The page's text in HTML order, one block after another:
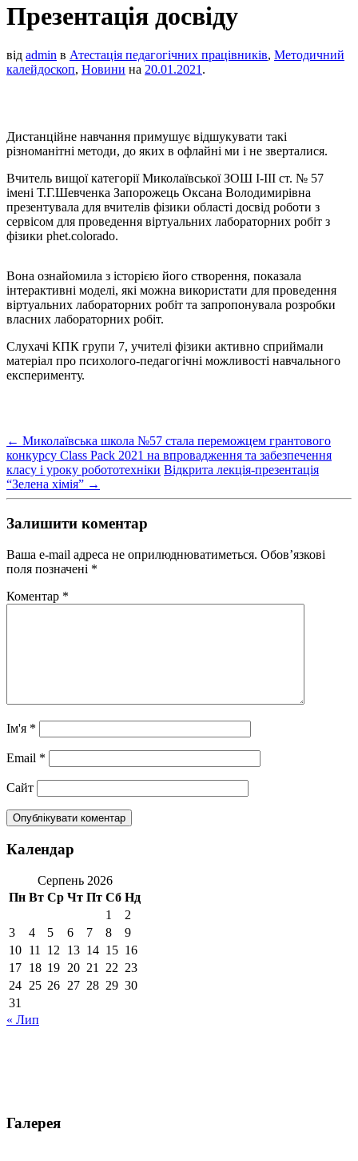
Презентація досвіду
від admin в Атестація педагогічних працівників, Методичний
калейдоскоп, Новини на 20.01.2021 .
Дистанційне навчання примушує відшукувати такі
різноманітні методи, до яких в офлайні ми і не зверталися.
Вчитель вищої категорії Миколаївської ЗОШ І-ІІІ ст. № 57
імені Т.Г.Шевченка Запорожець Оксана Володимирівна
презентувала для вчителів фізики області досвід роботи з
сервісом для проведення віртуальних лабораторних робіт з
фізики phet.colorado.
Вона ознайомила з історією його створення, показала
інтерактивні моделі, які можна використати для проведення
віртуальних лабораторних робіт та запропонувала розробки
власних лабораторних робіт.
Слухачі КПК групи 7, учителі фізики активно сприймали
матеріал про психолого-педагогічні можливості навчального
експерименту.
← Миколаївська школа №57 стала переможцем грантового
конкурсу Class Pack 2021 на впровадження та забезпечення
класу і уроку робототехніки Відкрита лекція-презентація
“Зелена хімія” →
Залишити коментар
Ваша e-mail адреса не оприлюднюватиметься. Обов’язкові
поля позначені *
Коментар *
Ім'я *
Email *
Сайт
Календар
Серпень 2026
Пн Вт Ср Чт Пт Сб Нд
1
2
3
4 5 6 7 8
9
10 11 12 13 14 15 16
17 18 19 20 21 22 23
24 25 26 27 28 29 30
31
« Лип
Галерея